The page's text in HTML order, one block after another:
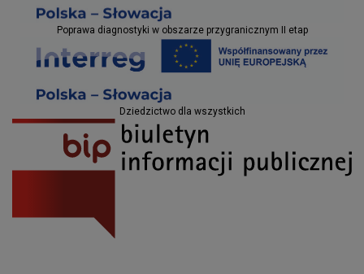
Poprawa diagnostyki w obszarze przygranicznym II etap
Projekty EU
Dziedzictwo dla wszystkich